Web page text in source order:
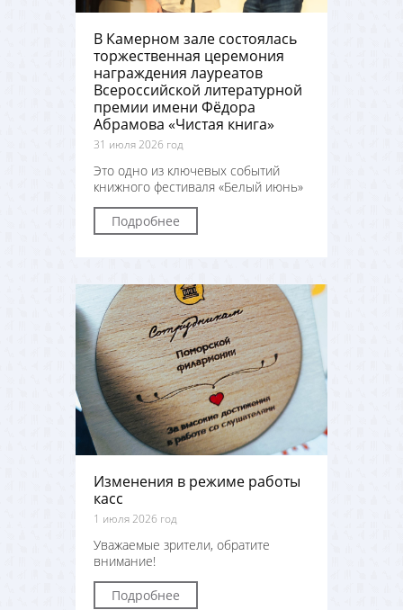
В Камерном зале состоялась
торжественная церемония
награждения лауреатов
Всероссийской литературной
премии имени Фёдора
Абрамова «Чистая книга»
31 июля 2026 год
Это одно из ключевых событий
книжного фестиваля «Белый июнь»
Подробнее
Изменения в режиме работы
касс
1 июля 2026 год
Уважаемые зрители, обратите
внимание!
Подробнее